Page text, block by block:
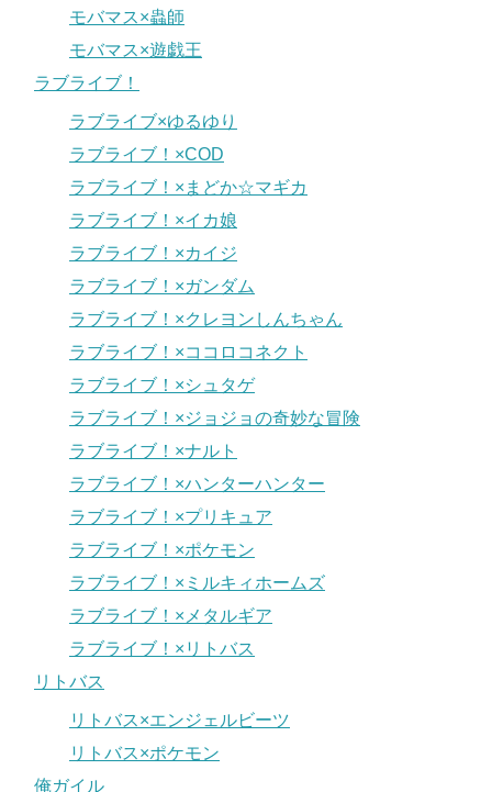
モバマス×蟲師
モバマス×遊戯王
ラブライブ！
ラブライブ×ゆるゆり
ラブライブ！×COD
ラブライブ！×まどか☆マギカ
ラブライブ！×イカ娘
ラブライブ！×カイジ
ラブライブ！×ガンダム
ラブライブ！×クレヨンしんちゃん
ラブライブ！×ココロコネクト
ラブライブ！×シュタゲ
ラブライブ！×ジョジョの奇妙な冒険
ラブライブ！×ナルト
ラブライブ！×ハンターハンター
ラブライブ！×プリキュア
ラブライブ！×ポケモン
ラブライブ！×ミルキィホームズ
ラブライブ！×メタルギア
ラブライブ！×リトバス
リトバス
リトバス×エンジェルビーツ
リトバス×ポケモン
俺ガイル